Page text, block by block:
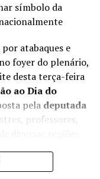
a modernização
além da
Sul.
e interdição
Lago Sul;
de
símbolo da
atabaques e
foyer do plenário,
desta terça-feira
ao Dia do
peladeputada
professores,